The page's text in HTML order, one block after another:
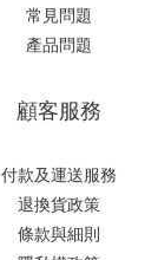
常見問題
產品問題
顧客服務
付款及運送服務
退換貨政策
條款與細則